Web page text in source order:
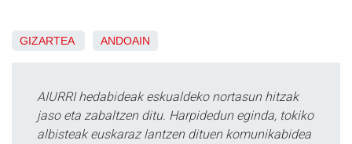
GIZARTEA ANDOAIN
AIURRI hedabideak eskualdeko nortasun hitzak
jaso eta zabaltzen ditu. Harpidedun eginda, tokiko
albisteak euskaraz lantzen dituen komunikabidea